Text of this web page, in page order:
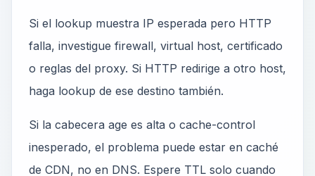
Si el lookup muestra IP esperada pero HTTP
falla, investigue firewall, virtual host, certificado
o reglas del proxy. Si HTTP redirige a otro host,
haga lookup de ese destino también.
Si la cabecera age es alta o cache-control
inesperado, el problema puede estar en caché
de CDN, no en DNS. Espere TTL solo cuando